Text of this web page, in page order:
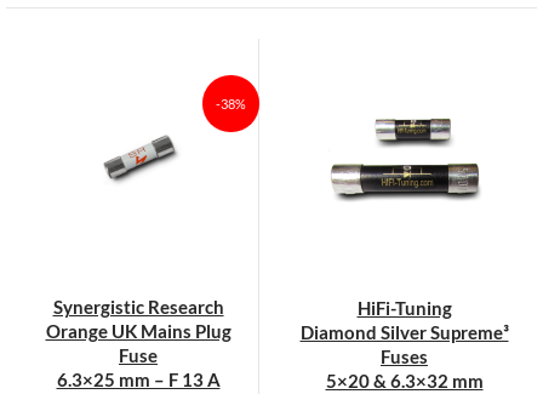
Dit
meerdere
Deze
optie
de
productpagina
Dit
variaties.
Deze
optie
de
productpagina
-38%
Synergistic Research
Orange UK Mains Plug
Fuse
6.3×25 mm – F 13 A
HiFi-Tuning
Diamond Silver Supreme³
Fuses
5×20 & 6.3×32 mm